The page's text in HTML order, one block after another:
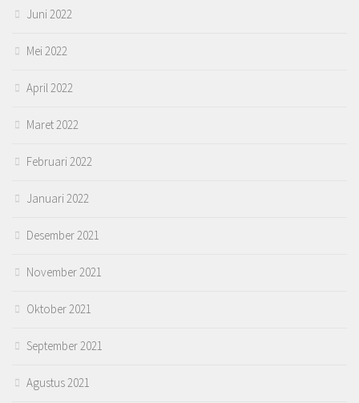
Juni 2022
Mei 2022
April 2022
Maret 2022
Februari 2022
Januari 2022
Desember 2021
November 2021
Oktober 2021
September 2021
Agustus 2021